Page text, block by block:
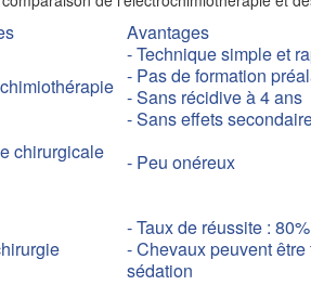
Avantages
- Technique simple et
- Pas de formation
- Sans récidive à 4 ans
- Sans effets
chirurgicale
- Peu onéreux
- Taux de réussite : 80%
- Chevaux peuvent
sédation